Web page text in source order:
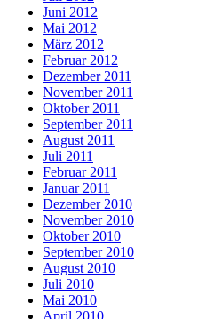
Juni 2012
Mai 2012
März 2012
Februar 2012
Dezember 2011
November 2011
Oktober 2011
September 2011
August 2011
Juli 2011
Februar 2011
Januar 2011
Dezember 2010
November 2010
Oktober 2010
September 2010
August 2010
Juli 2010
Mai 2010
April 2010